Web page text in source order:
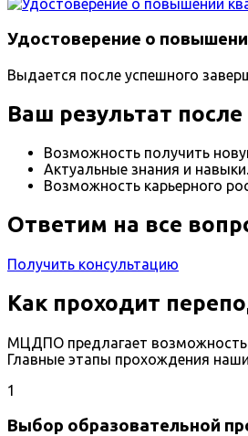
Удостоверение о
Выдается после успешного
Ваш результат после
Возможность получить
Актуальные знания и
Возможность карьерного
Ответим на все
Получить консультацию
Как проходит
МЦДПО предлагает возможность
Главные этапы прохождения
1
Выбор образовательной